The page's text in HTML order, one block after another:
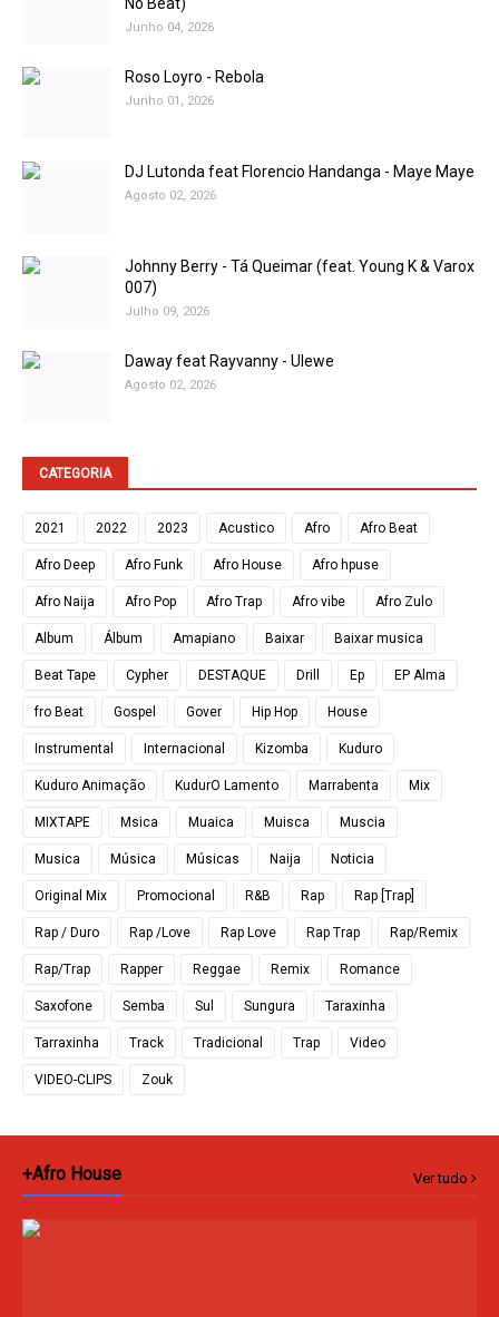
Junho 04, 2026
Roso Loyro - Rebola
Junho 01, 2026
DJ Lutonda feat Florencio Handanga - Maye Maye
Agosto 02, 2026
Johnny Berry - Tá Queimar (feat. Young K & Varox
007)
Julho 09, 2026
Daway feat Rayvanny - Ulewe
Agosto 02, 2026
CATEGORIA
2021 2022 2023 Acustico Afro Afro Beat
Afro Deep Afro Funk Afro House Afro hpuse
Afro Naija Afro Pop Afro Trap Afro vibe Afro Zulo
Album Álbum Amapiano Baixar Baixar musica
Beat Tape Cypher DESTAQUE Drill Ep EP Alma
fro Beat Gospel Gover Hip Hop House
Instrumental Internacional Kizomba Kuduro
Kuduro Animação KudurO Lamento Marrabenta Mix
MIXTAPE Msica Muaica Muisca Muscia
Musica Música Músicas Naija Noticia
Original Mix Promocional R&B Rap Rap [Trap]
Rap / Duro Rap /Love Rap Love Rap Trap Rap/Remix
Rap/Trap Rapper Reggae Remix Romance
Saxofone Semba Sul Sungura Taraxinha
Tarraxinha Track Tradicional Trap Video
VIDEO-CLIPS Zouk
+Afro House Ver tudo